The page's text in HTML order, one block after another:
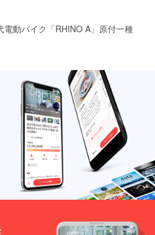
合は、
実行者
さい。
る可能
性もご
くださ
い。 ※
ご注文
状況、
使用部
材の供
給状
況、製
造工程
上の都
合等に
より出
荷時期
が遅れ
があり
ます。
ご注文
状況、
況、製
造工程
上の都
合等に
より出
荷時期
が遅れ
る場合
があり
ます。
●原動機
付自転
車販売
証明書
●適格請
求書発
ンで別
に購入
す。 ※
製品の
品質向
上と改
良によ
り、デ
ザイ
ン・仕
様は変
更にな
る可能
性もご
ざいま
す。
くださ
い。 ※
電動バイク「RHINO A」原付一種